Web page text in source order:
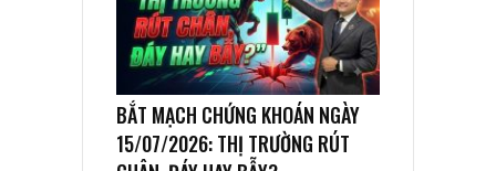
BẮT MẠCH CHỨNG KHOÁN NGÀY
15/07/2026: THỊ TRƯỜNG RÚT